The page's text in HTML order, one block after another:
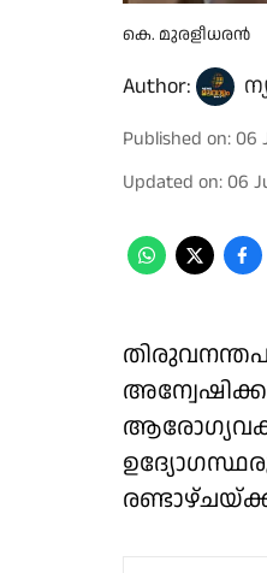
കെ. മുരളീധരൻ
Author:
Published on: 06
Updated on: 06